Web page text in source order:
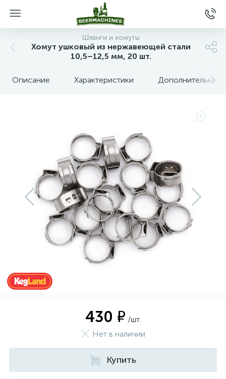
Шланги и хомуты
Хомут ушковый из нержавеющей стали
10,5–12,5 мм, 20 шт.
Описание Характеристики Дополнительные
430 ₽ /шт.
Нет в наличии
Купить